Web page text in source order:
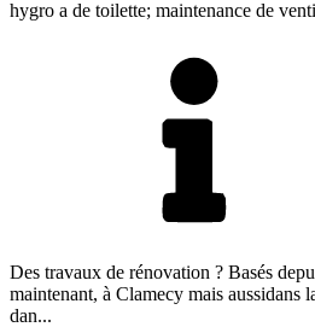
hygro a de toilette; maintenance de
Des travaux de rénovation ? Basés
maintenant, à Clamecy mais aussidans
dan...